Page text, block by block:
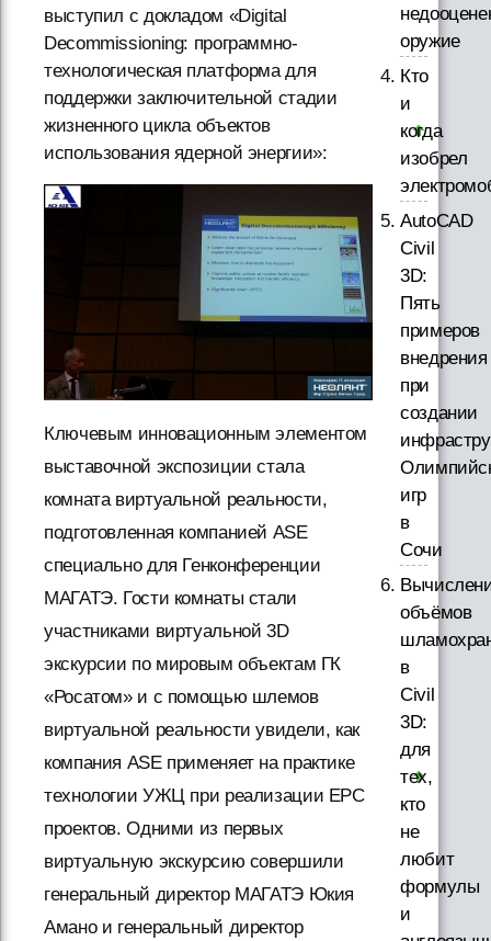
выступил с докладом «Digital
Decommissioning: программно-
технологическая платформа для
поддержки заключительной стадии
жизненного цикла объектов
использования ядерной энергии»:
Ключевым инновационным элементом
выставочной экспозиции стала
комната виртуальной реальности,
подготовленная компанией ASE
специально для Генконференции
МАГАТЭ. Гости комнаты стали
участниками виртуальной 3D
экскурсии по мировым объектам ГК
«Росатом» и с помощью шлемов
виртуальной реальности увидели, как
компания ASE применяет на практике
технологии УЖЦ при реализации EPC
проектов. Одними из первых
виртуальную экскурсию совершили
генеральный директор МАГАТЭ Юкия
Амано и генеральный директор
оружие
Кто
и
когда
изобрел
AutoCAD
Civil
3D:
Пять
примеров
внедрения
при
создании
игр
в
Сочи
объёмов
в
Civil
3D:
для
тех,
кто
не
любит
формулы
и